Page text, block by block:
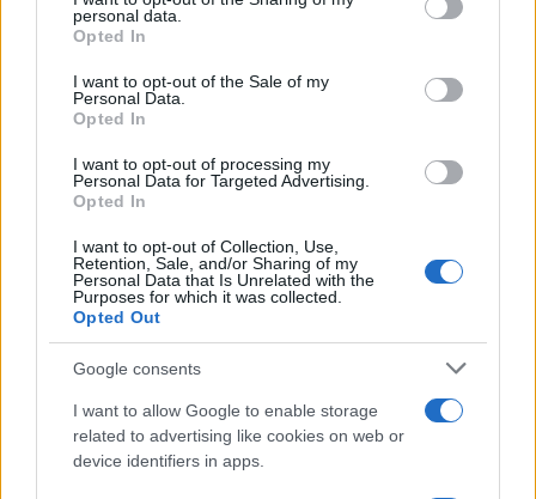
grant or deny consent to Google and its third-party tags to
use your data for below specified purposes in below Google
consent section.
personal data.
Opted In
I want to opt-out of the Sale of my
Personal Data.
Opted In
I want to opt-out of processing my
Personal Data for Targeted Advertising.
Opted In
I want to opt-out of Collection, Use,
Retention, Sale, and/or Sharing of my
Personal Data that Is Unrelated with the
Purposes for which it was collected.
Opted Out
Google consents
I want to allow Google to enable storage
related to advertising like cookies on web or
device identifiers in apps.
Continua a leggere
FISCO